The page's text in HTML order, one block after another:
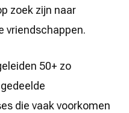
zoek zijn naar
vriendschappen.
50+ zo
die vaak voorkomen